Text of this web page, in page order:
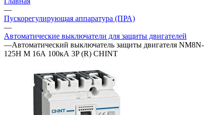
—
Пускорегулирующая аппаратура (ПРА)
—
Автоматические выключатели для защиты двигателей
—Автоматический выключатель защиты двигателя NM8N-
125H M 16А 100кА 3P (R) CHINT